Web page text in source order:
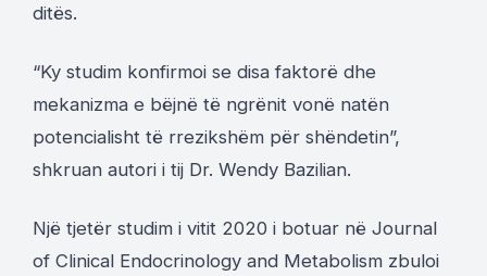
ditës.
“Ky studim konfirmoi se disa faktorë dhe
mekanizma e bëjnë të ngrënit vonë natën
potencialisht të rrezikshëm për shëndetin”,
shkruan autori i tij Dr. Wendy Bazilian.
Një tjetër studim i vitit 2020 i botuar në Journal
of Clinical Endocrinology and Metabolism zbuloi